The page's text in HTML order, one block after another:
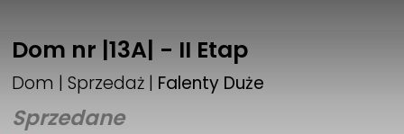
Dom nr |13A| - II Etap
Dom | Sprzedaż | Falenty Duże
Sprzedane